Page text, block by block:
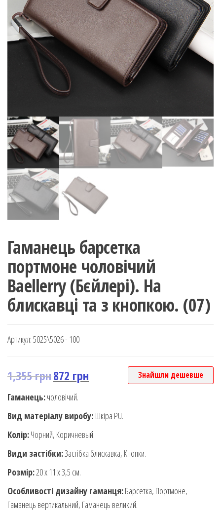
Гаманець барсетка
портмоне чоловічий
Baellerry (Бєйлері). На
блискавці та з кнопкою. (07)
Артикул:5025\5026 - 100
1,355грн872 грн Знайшли дешевше
Гаманець:чоловічий.
Вид матеріалу виробу: Шкіра PU.
Колір:Чорний, Коричневый.
Види застібки:Застібка блискавка, Кнопки.
Розмір:20 х 11 х 3,5 см.
Особливості дизайну гаманця:Барсетка, Портмоне,
Гаманець вертикальний, Гаманець великий.